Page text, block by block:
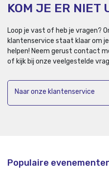
KOM JE ER NIET
Loop je vast of heb je vragen?
klantenservice staat klaar om
helpen! Neem gerust contact
of kijk bij onze veelgestelde
Naar onze klantenservice
Populaire